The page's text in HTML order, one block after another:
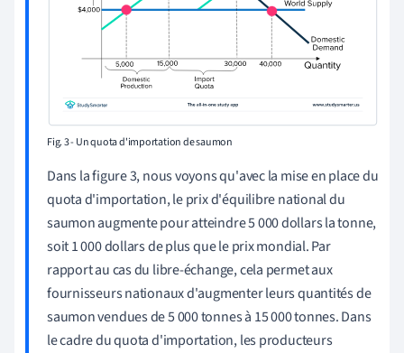
Fig. 3 - Un quota d'importation de saumon
Dans la figure 3, nous voyons qu'avec la mise en place du
quota d'importation, le prix d'équilibre national du
saumon augmente pour atteindre 5 000 dollars la tonne,
soit 1 000 dollars de plus que le prix mondial. Par
rapport au cas du libre-échange, cela permet aux
fournisseurs nationaux d'augmenter leurs quantités de
saumon vendues de 5 000 tonnes à 15 000 tonnes. Dans
le cadre du quota d'importation, les producteurs